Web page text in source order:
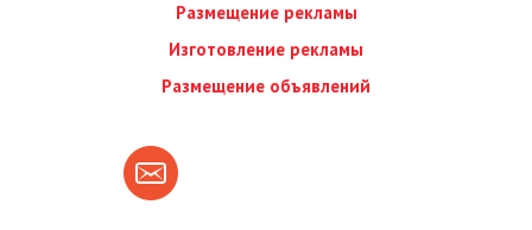
Размещение рекламы
Изготовление рекламы
Размещение объявлений